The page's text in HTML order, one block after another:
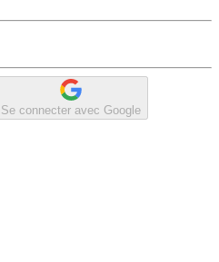
Se connecter avec Google